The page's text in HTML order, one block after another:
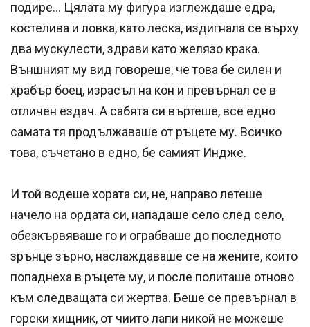
подире… Цялата му фигура изглеж­даше едра,
костелива и ловка, като леска, издигнала се върху
два мускулести, здрави като желязо крака.
Външният му вид говореше, че това бе силен и
храбър боец, израсъл на кон и превърнал се в
отличен ездач. А сабята си въртеше, все едно
самата тя продължаваше от ръцете му. Всичко
това, съчетано в едно, бе самият Индже.
И той водеше хората си, не, направо летеше
начело на ордата си, нападаше село след село,
обезкървяваше го и ограбваше до последното
зрънце зърно, наслаждаваше се на жените, които
попаднеха в ръцете му, и после политаше отново
към следващата си жертва. Беше се превърнал в
горски хищник, от чиито лапи никой не можеше